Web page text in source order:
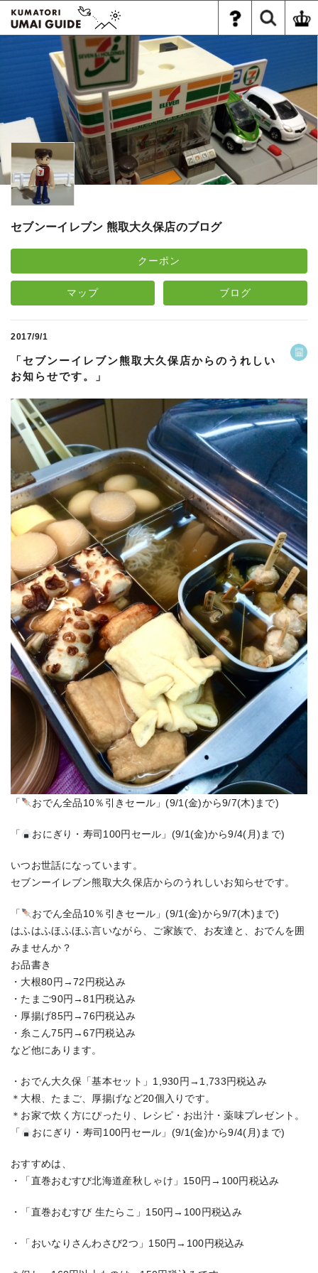
セブンーイレブン 熊取大久保店のブログ
クーポン
マップ ブログ
2017/9/1
「セブンーイレブン熊取大久保店からのうれしい
お知らせです。」
「 おでん全品10％引きセール」(9/1(金)から9/7(木)まで)
「 おにぎり・寿司100円セール」(9/1(金)から9/4(月)まで)
いつお世話になっています。
セブンーイレブン熊取大久保店からのうれしいお知らせです。
「
おでん全品10％引きセール」(9/1(金)から9/7(木)まで)
はふはふほふほふ言いながら、ご家族で、お友達と、おでんを囲
みませんか？
お品書き
・大根80円→72円税込み
・たまご90円→81円税込み
・厚揚げ85円→76円税込み
・糸こん75円→67円税込み
など他にあります。
・おでん大久保「基本セット」1,930円→1,733円税込み
＊大根、たまご、厚揚げなど20個入りです。
＊お家で炊く方にぴったり、レシピ・お出汁・薬味プレゼント。
「
おにぎり・寿司100円セール」(9/1(金)から9/4(月)まで)
おすすめは、
・「直巻おむすび北海道産秋しゃけ」150円→100円税込み
・「直巻おむすび 生たらこ」150円→100円税込み
・「おいなりさんわさび2つ」150円→100円税込み